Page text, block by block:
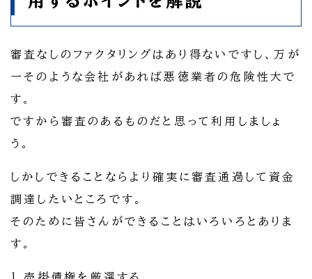
審査なしのファクタリングはあり得ないですし、万が
一そのような会社があれば悪徳業者の危険性大で
す。
ですから審査のあるものだと思って利用しましょ
う。
しかしできることならより確実に審査通過して資金
調達したいところです。
そのために皆さんができることはいろいろとありま
す。